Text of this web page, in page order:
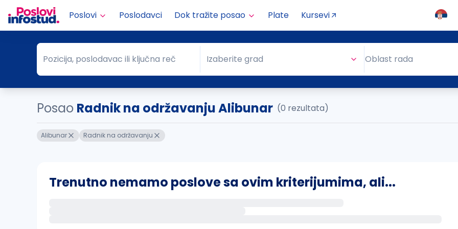
Poslovi Poslodavci Dok tražite posao Plate Kursevi
Pozicija, poslodavac ili ključna reč
Pozicija, poslodavac ili ključna reč Grad
Izaberite grad Oblast rada
Posao Radnik na održavanju Alibunar (0 rezultata)
Alibunar Radnik na održavanju
Trenutno nemamo poslove sa ovim kriterijumima, ali...